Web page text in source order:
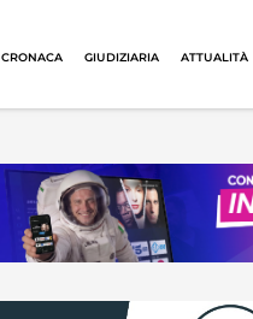
CRONACA GIUDIZIARIA ATTUALITÀ